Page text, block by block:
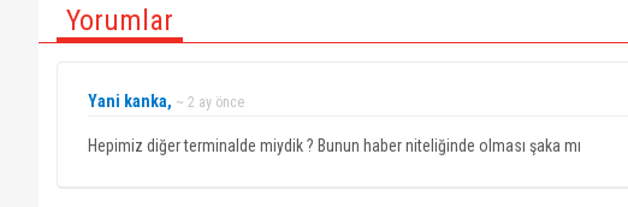
Yorumlar
Yani kanka, ~ 2 ay önce
Hepimiz diğer terminalde miydik ? Bunun haber niteliğinde olması şaka mı